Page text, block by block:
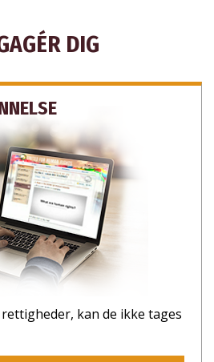
AT FÅ OPDATERINGER
AT HJÆLPE PÅ
DIG
kan de ikke tages